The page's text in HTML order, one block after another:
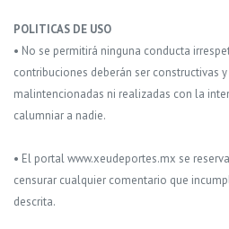
POLITICAS DE USO
• No se permitirá ninguna conducta
contribuciones deberán ser constructivas
malintencionadas ni realizadas con la
calumniar a nadie.
• El portal www.xeudeportes.mx se
censurar cualquier comentario que
descrita.